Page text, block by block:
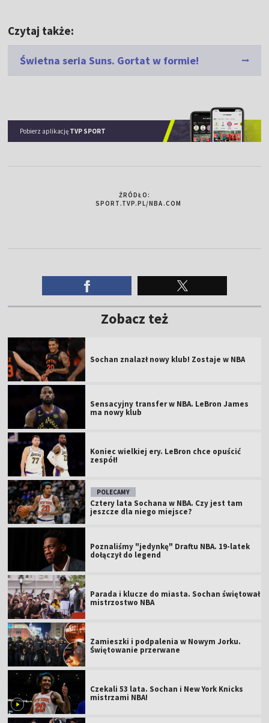
Czytaj także:
Świetna seria Suns. Gortat w formie!
Pobierz aplikację TVP SPORT
ŹRÓDŁO:
SPORT.TVP.PL/NBA.COM
Zobacz też
Sochan znalazł nowy klub! Zostaje w NBA
Sensacyjny transfer w NBA. LeBron James
ma nowy klub
Koniec wielkiej ery. LeBron chce opuścić
zespół!
POLECAMY
Cztery lata Sochana w NBA. Czy jest tam
jeszcze dla niego miejsce?
Poznaliśmy "jedynkę" Draftu NBA. 19-latek
dołączył do legend
Parada i klucze do miasta. Sochan świętował
mistrzostwo NBA
Zamieszki i podpalenia w Nowym Jorku.
Świętowanie przerwane
Czekali 53 lata. Sochan i New York Knicks
mistrzami NBA!